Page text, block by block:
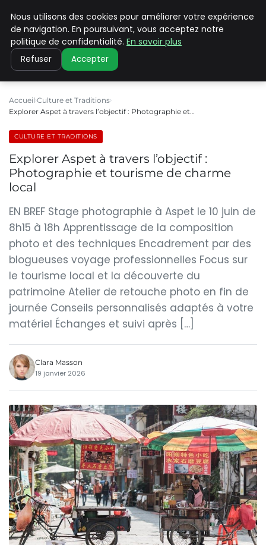
PILAT PATRIMOINES
Accueil Culture et Traditions
Explorer Aspet à travers l’objectif : Photographie et…
CULTURE ET TRADITIONS
Explorer Aspet à travers l’objectif :
Photographie et tourisme de charme
local
EN BREF Stage photographie à Aspet le 10 juin de
8h15 à 18h Apprentissage de la composition
photo et des techniques Encadrement par des
blogueuses voyage professionnelles Focus sur
le tourisme local et la découverte du
patrimoine Atelier de retouche photo en fin de
journée Conseils personnalisés adaptés à votre
matériel Échanges et suivi après […]
Clara Masson
19 janvier 2026
Nous utilisons des cookies pour améliorer votre expérience
de navigation. En poursuivant, vous acceptez notre
politique de confidentialité. En savoir plus
Refuser Accepter